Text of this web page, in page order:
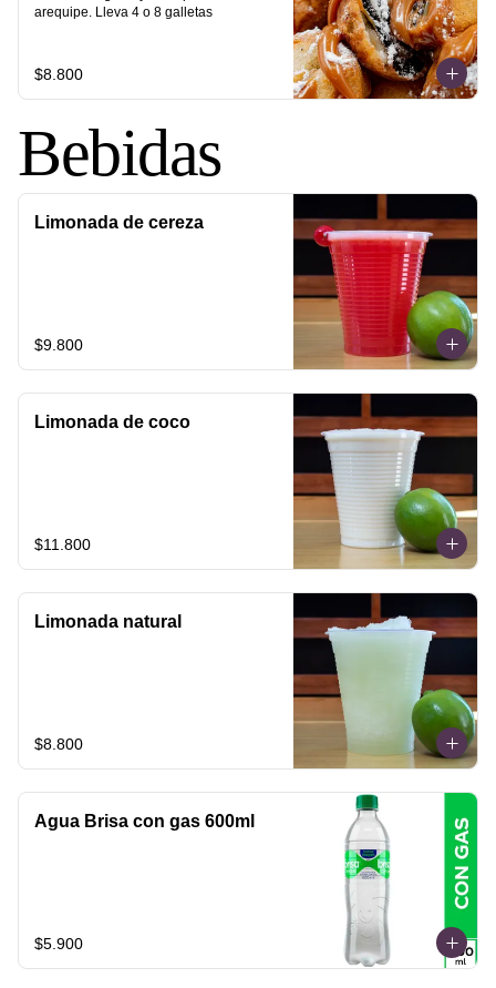
arequipe. Lleva 4 o 8 galletas
$8.800
Bebidas
Limonada de cereza
$9.800
Limonada de coco
$11.800
Limonada natural
$8.800
Agua Brisa con gas 600ml
$5.900